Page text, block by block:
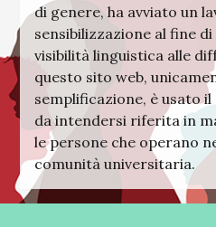
di genere, ha avviato un
sensibilizzazione al fine
visibilità linguistica alle
questo sito web,
semplificazione, è usato
da intendersi riferita in
le persone che operano
comunità universitaria.